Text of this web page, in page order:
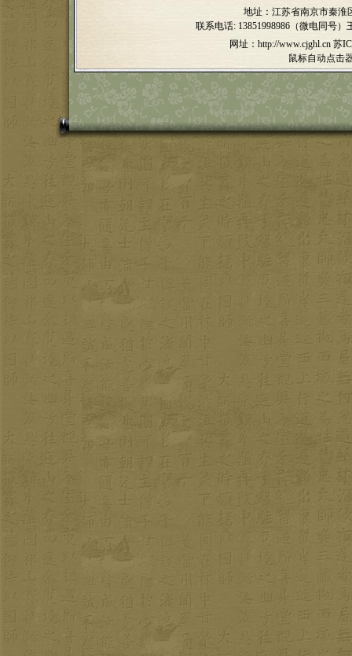
地址：江苏省南京市秦淮
联系电话: 13851998986（微电同号）
网址：http://www.cjghl.cn 苏
鼠标自动点击